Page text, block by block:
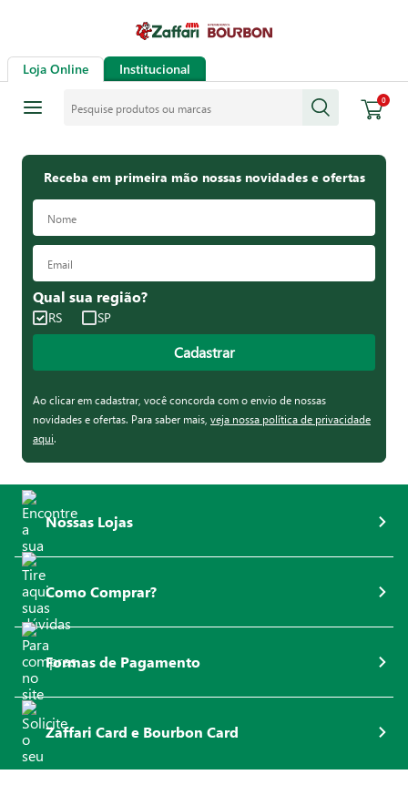
Loja Online Institucional
0
Receba em primeira mão nossas novidades e ofertas
Qual sua região?
RS SP
Cadastrar
Ao clicar em cadastrar, você concorda com o envio de nossas
novidades e ofertas. Para saber mais, veja nossa política de privacidade
aqui.
Nossas Lojas
Como Comprar?
Formas de Pagamento
Zaffari Card e Bourbon Card